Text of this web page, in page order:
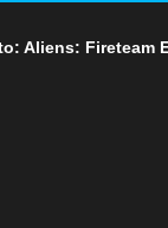
Aliens: Fireteam